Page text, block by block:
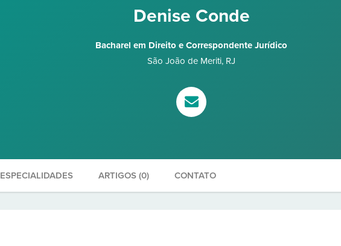
Denise Conde
Bacharel em Direito e Correspondente Jurídico
São João de Meriti, RJ
ESPECIALIDADES ARTIGOS (0) CONTATO